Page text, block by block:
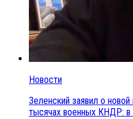
Новости
Зеленский заявил о
тысячах военных КНДР: в